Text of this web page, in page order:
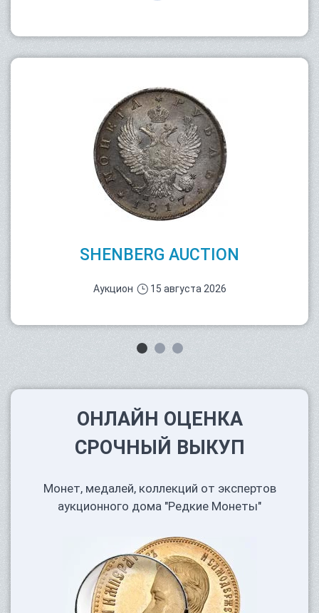
SHENBERG AUCTION
Аукцион 15 августа 2026
ОНЛАЙН ОЦЕНКА
СРОЧНЫЙ ВЫКУП
Монет, медалей, коллекций от экспертов
аукционного дома "Редкие Монеты"